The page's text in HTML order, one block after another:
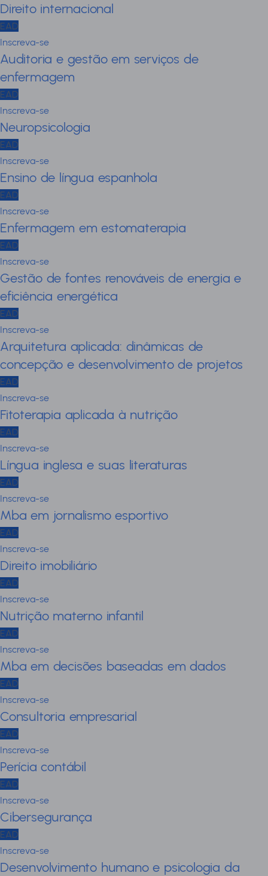
Direito internacional
EAD
Inscreva-se
Auditoria e gestão em serviços de
enfermagem
EAD
Inscreva-se
Neuropsicologia
EAD
Inscreva-se
Ensino de língua espanhola
EAD
Inscreva-se
Enfermagem em estomaterapia
EAD
Inscreva-se
Gestão de fontes renováveis de energia e
eficiência energética
EAD
Inscreva-se
Arquitetura aplicada: dinâmicas de
concepção e desenvolvimento de projetos
EAD
Inscreva-se
Fitoterapia aplicada à nutrição
EAD
Inscreva-se
Língua inglesa e suas literaturas
EAD
Inscreva-se
Mba em jornalismo esportivo
EAD
Inscreva-se
Direito imobiliário
EAD
Inscreva-se
Nutrição materno infantil
EAD
Inscreva-se
Mba em decisões baseadas em dados
EAD
Inscreva-se
Consultoria empresarial
EAD
Inscreva-se
Perícia contábil
EAD
Inscreva-se
Cibersegurança
EAD
Inscreva-se
Desenvolvimento humano e psicologia da